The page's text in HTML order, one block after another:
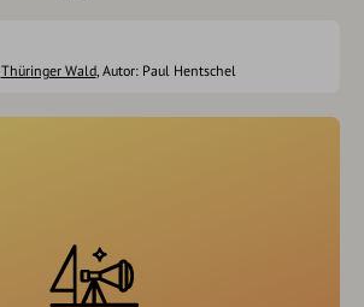
Thüringer Wald, Autor: Paul Hentschel